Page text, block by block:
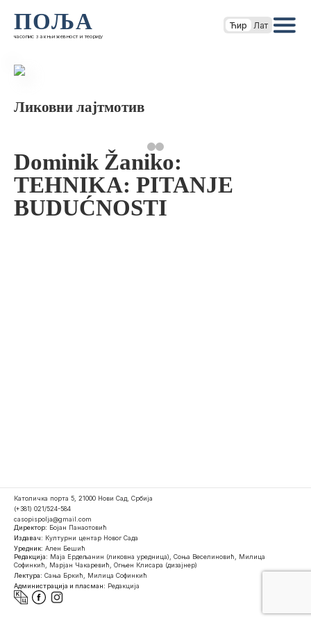
ПОЉА
часопис за књижевност и теорију
Ћир Лат
Ликовни лајтмотив
Dominik Žaniko:
TEHNIKA: PITANJE
BUDUĆNOSTI
Католичка порта 5, 21000 Нови Сад, Србија
(+381) 021/524-584
casopispolja@gmail.com
Директор: Бојан Панаотовић
Издавач: Културни центар Новог Сада
Уредник: Ален Бешић
Редакција: Маја Ердељанин (ликовна уредница), Соња Веселиновић, Милица
Софинкић, Марјан Чакаревић, Огњен Клисара (дизајнер)
Лектура: Сања Бркић, Милица Софинкић
Администрација и пласман: Редакција